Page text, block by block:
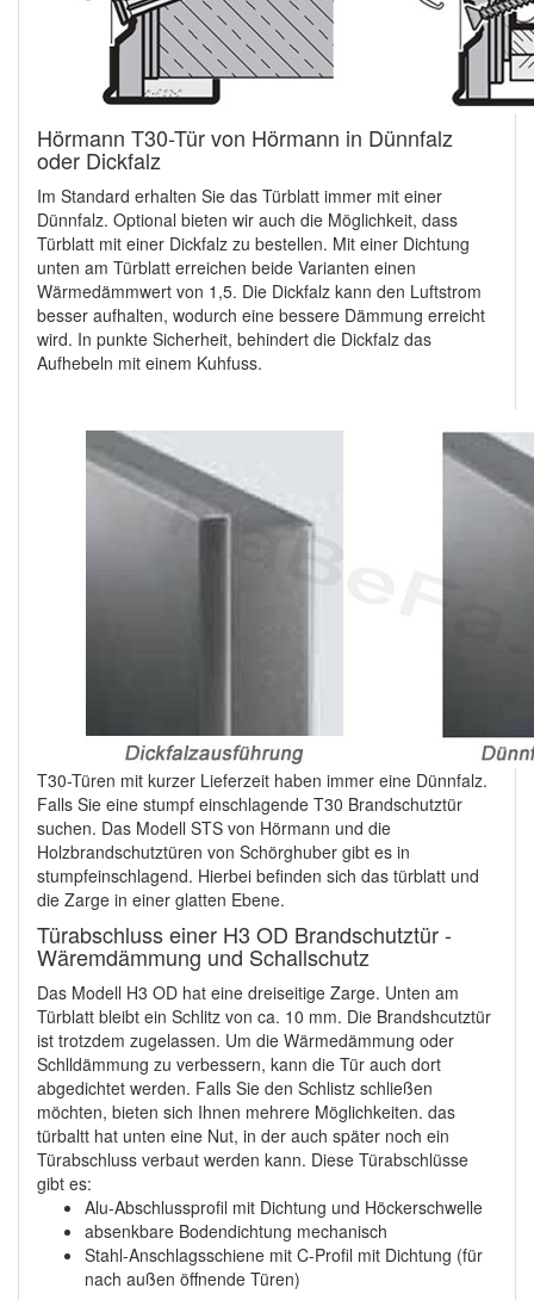
Hörmann T30-Tür von Hörmann in Dünnfalz
oder Dickfalz
Im Standard erhalten Sie das Türblatt immer mit einer
Dünnfalz. Optional bieten wir auch die Möglichkeit, dass
Türblatt mit einer Dickfalz zu bestellen. Mit einer Dichtung
unten am Türblatt erreichen beide Varianten einen
Wärmedämmwert von 1,5. Die Dickfalz kann den Luftstrom
besser aufhalten, wodurch eine bessere Dämmung erreicht
wird. In punkte Sicherheit, behindert die Dickfalz das
Aufhebeln mit einem Kuhfuss.
T30-Türen mit kurzer Lieferzeit haben immer eine Dünnfalz.
Falls Sie eine stumpf einschlagende T30 Brandschutztür
suchen. Das Modell STS von Hörmann und die
Holzbrandschutztüren von Schörghuber gibt es in
stumpfeinschlagend. Hierbei befinden sich das türblatt und
die Zarge in einer glatten Ebene.
Türabschluss einer H3 OD Brandschutztür -
Wäremdämmung und Schallschutz
Das Modell H3 OD hat eine dreiseitige Zarge. Unten am
Türblatt bleibt ein Schlitz von ca. 10 mm. Die Brandshcutztür
ist trotzdem zugelassen. Um die Wärmedämmung oder
Schlldämmung zu verbessern, kann die Tür auch dort
abgedichtet werden. Falls Sie den Schlistz schließen
möchten, bieten sich Ihnen mehrere Möglichkeiten. das
türbaltt hat unten eine Nut, in der auch später noch ein
Türabschluss verbaut werden kann. Diese Türabschlüsse
gibt es:
Alu-Abschlussprofil mit Dichtung und Höckerschwelle
absenkbare Bodendichtung mechanisch
Stahl-Anschlagsschiene mit C-Profil mit Dichtung (für
nach außen öffnende Türen)